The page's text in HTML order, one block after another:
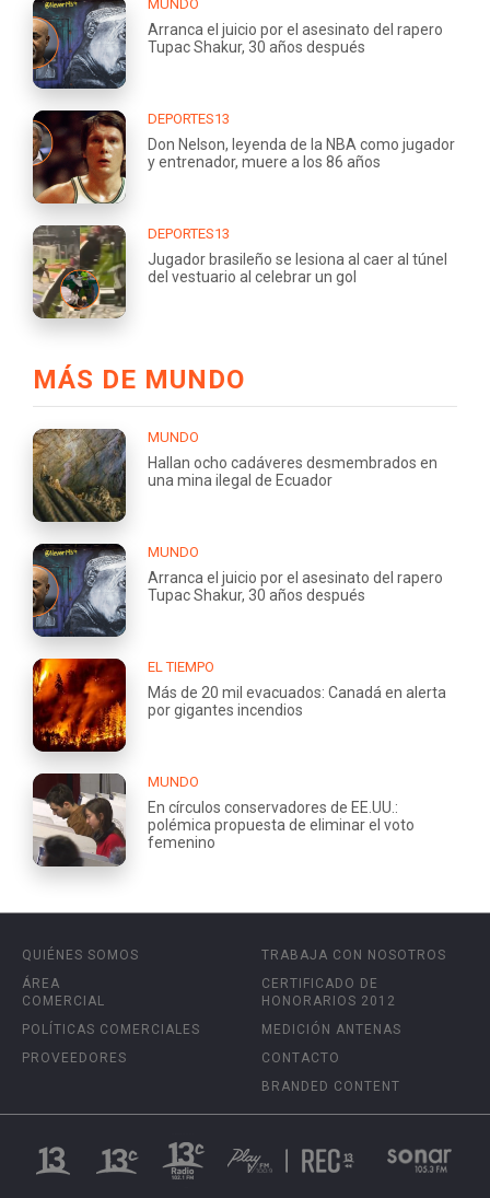
MUNDO
Arranca el juicio por el asesinato del rapero
Tupac Shakur, 30 años después
DEPORTES13
Don Nelson, leyenda de la NBA como jugador
y entrenador, muere a los 86 años
DEPORTES13
Jugador brasileño se lesiona al caer al túnel
del vestuario al celebrar un gol
MÁS DE MUNDO
MUNDO
Hallan ocho cadáveres desmembrados en
una mina ilegal de Ecuador
MUNDO
Arranca el juicio por el asesinato del rapero
Tupac Shakur, 30 años después
EL TIEMPO
Más de 20 mil evacuados: Canadá en alerta
por gigantes incendios
MUNDO
En círculos conservadores de EE.UU.:
polémica propuesta de eliminar el voto
femenino
QUIÉNES SOMOS
ÁREA
COMERCIAL
POLÍTICAS COMERCIALES
PROVEEDORES
TRABAJA CON NOSOTROS
CERTIFICADO DE
HONORARIOS 2012
MEDICIÓN ANTENAS
CONTACTO
BRANDED CONTENT